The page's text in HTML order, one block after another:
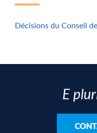
Décisions du Conseil
E